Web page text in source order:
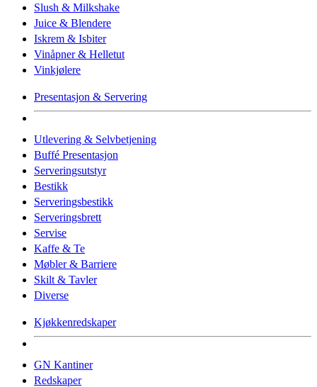
Slush & Milkshake
Juice & Blendere
Iskrem & Isbiter
Vinåpner & Helletut
Vinkjølere
Presentasjon & Servering
Utlevering & Selvbetjening
Buffé Presentasjon
Serveringsutstyr
Bestikk
Serveringsbestikk
Serveringsbrett
Servise
Kaffe & Te
Møbler & Barriere
Skilt & Tavler
Diverse
Kjøkkenredskaper
GN Kantiner
Redskaper